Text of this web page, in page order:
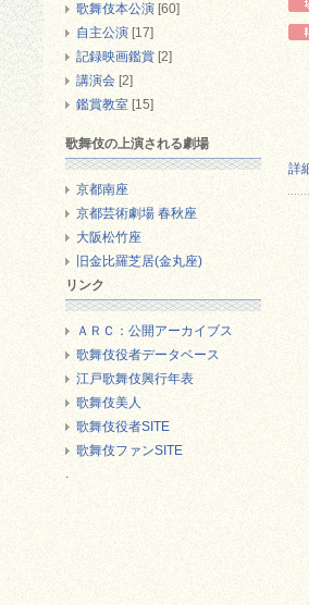
詳
歌舞伎本公演 [60]
自主公演 [17]
記録映画鑑賞 [2]
講演会 [2]
鑑賞教室 [15]
歌舞伎の上演される劇場
京都南座
京都芸術劇場 春秋座
大阪松竹座
旧金比羅芝居(金丸座)
リンク
ＡＲＣ：公開アーカイブス
歌舞伎役者データベース
江戸歌舞伎興行年表
歌舞伎美人
歌舞伎役者SITE
歌舞伎ファンSITE
.